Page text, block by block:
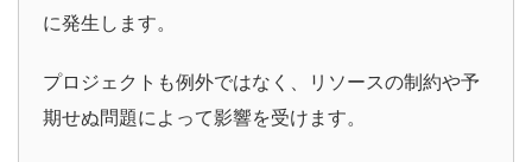
に発生します。
プロジェクトも例外ではなく、リソースの制約や予
期せぬ問題によって影響を受けます。